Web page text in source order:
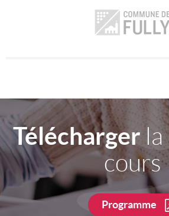
Téléchargerla
cours
Programme